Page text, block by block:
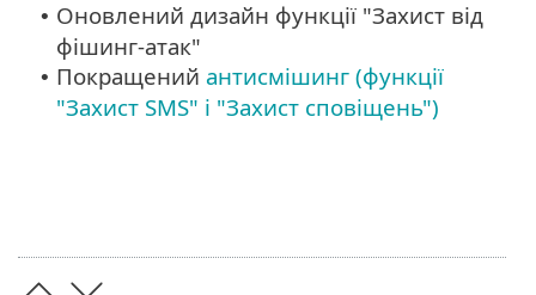
• Оновлений дизайн функції "Захист від
фішинг-атак"
• Покращений антисмішинг (функції
"Захист SMS" і "Захист сповіщень")